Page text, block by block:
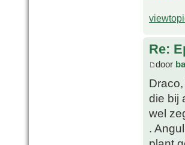
Re:
door
die bij
wel
.